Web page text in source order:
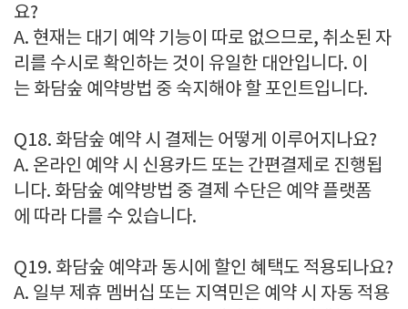
요?
A. 현재는 대기 예약 기능이 따로 없으므로, 취소된 자
리를 수시로 확인하는 것이 유일한 대안입니다. 이
는 화담숲 예약방법 중 숙지해야 할 포인트입니다.
Q18. 화담숲 예약 시 결제는 어떻게 이루어지나요?
A. 온라인 예약 시 신용카드 또는 간편결제로 진행됩
니다. 화담숲 예약방법 중 결제 수단은 예약 플랫폼
에 따라 다를 수 있습니다.
Q19. 화담숲 예약과 동시에 할인 혜택도 적용되나요?
A. 일부 제휴 멤버십 또는 지역민은 예약 시 자동 적용